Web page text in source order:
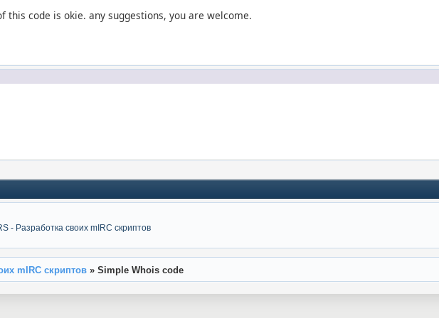
= $1 | %wc = $comchan(%nick,0) | while (%wc > 0) { var %comc =
·
$3
$4
code is okie. any suggestions, you are welcome.
- Разработка своих mIRC скриптов
mIRC скриптов » Simple Whois code